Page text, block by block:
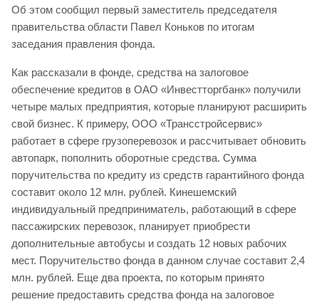
Об этом сообщил первый заместитель председателя
правительства области Павел Коньков по итогам
заседания правления фонда.
Как рассказали в фонде, средства на залоговое
обеспечение кредитов в ОАО «Инвестторгбанк» получили
четыре малых предприятия, которые планируют расширить
свой бизнес. К примеру, ООО «Трансстройсервис»
работает в сфере грузоперевозок и рассчитывает обновить
автопарк, пополнить оборотные средства. Сумма
поручительства по кредиту из средств гарантийного фонда
составит около 12 млн. рублей. Кинешемский
индивидуальный предприниматель, работающий в сфере
пассажирских перевозок, планирует приобрести
дополнительные автобусы и создать 12 новых рабочих
мест. Поручительство фонда в данном случае составит 2,4
млн. рублей. Еще два проекта, по которым принято
решение предоставить средства фонда на залоговое